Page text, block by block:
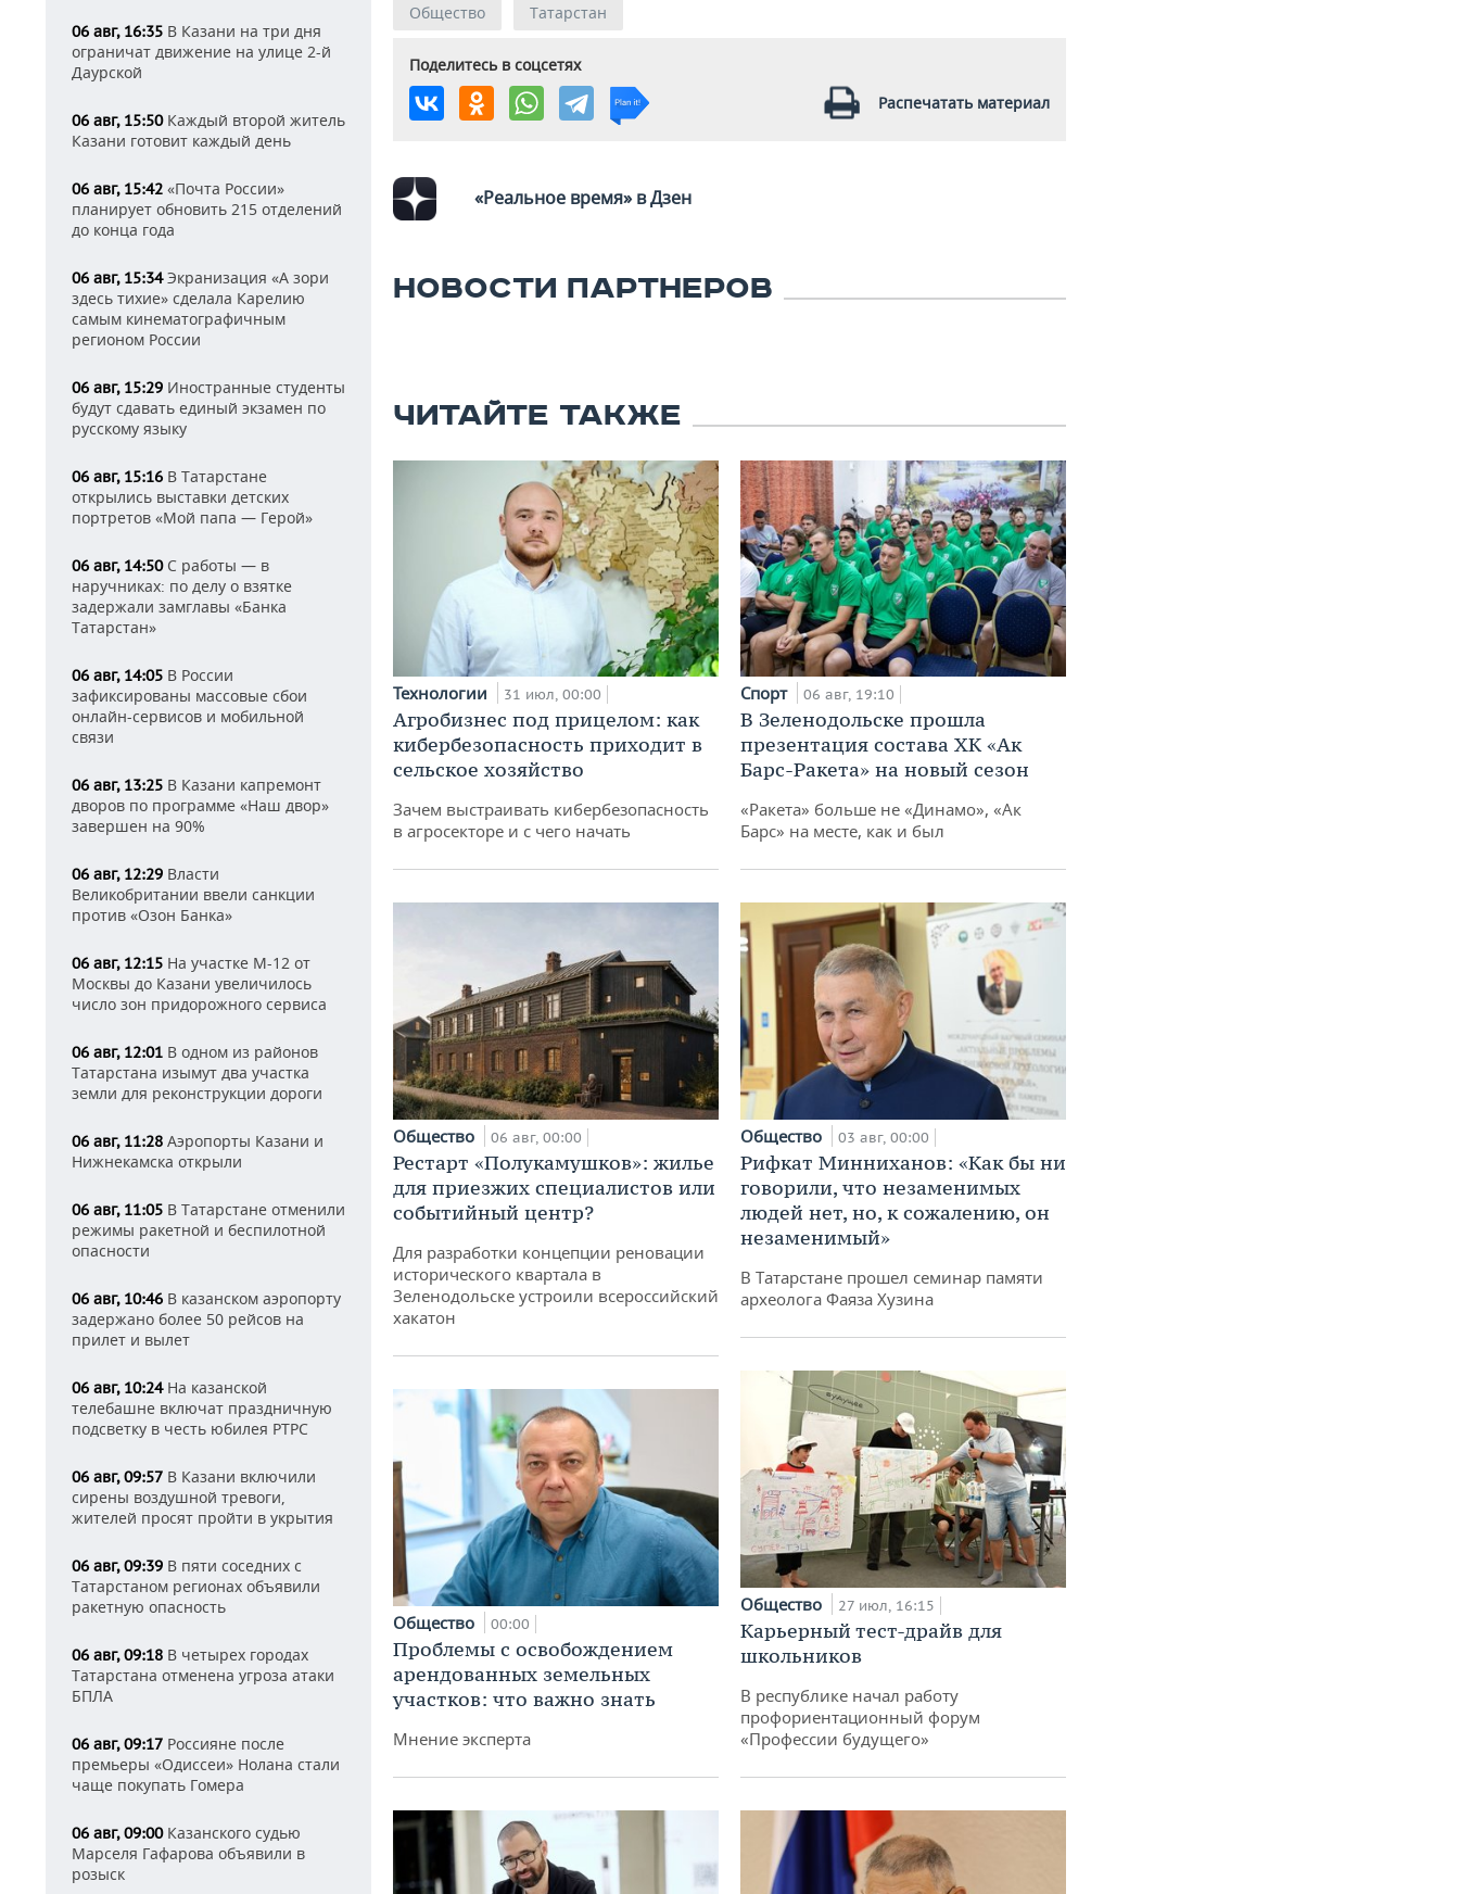
06 авг, 16:35 В Казани на три дня
ограничат движение на улице 2-й
Даурской
06 авг, 15:50Каждый второй житель
Казани готовит каждый день
06 авг, 15:42 «Почта России»
планирует обновить 215 отделений
до конца года
06 авг, 15:34Экранизация «А зори
здесь тихие» сделала Карелию
самым кинематографичным
регионом России
06 авг, 15:29 Иностранные студенты
будут сдавать единый экзамен по
русскому языку
06 авг, 15:16 В Татарстане
открылись выставки детских
портретов «Мой папа — Герой»
06 авг, 14:50С работы — в
наручниках: по делу о взятке
задержали замглавы «Банка
Татарстан»
06 авг, 14:05 В России
зафиксированы массовые сбои
онлайн-сервисов и мобильной
связи
06 авг, 13:25 В Казани капремонт
дворов по программе «Наш двор»
завершен на 90%
06 авг, 12:29 Власти
Великобритании ввели санкции
против «Озон Банка»
06 авг, 12:15 На участке М-12 от
Москвы до Казани увеличилось
число зон придорожного сервиса
06 авг, 12:01 В одном из районов
Татарстана изымут два участка
земли для реконструкции дороги
06 авг, 11:28 Аэропорты Казани и
Нижнекамска открыли
06 авг, 11:05 В Татарстане отменили
режимы ракетной и беспилотной
опасности
06 авг, 10:46 В казанском аэропорту
задержано более 50 рейсов на
прилет и вылет
06 авг, 10:24На казанской
телебашне включат праздничную
подсветку в честь юбилея РТРС
06 авг, 09:57 В Казани включили
сирены воздушной тревоги,
жителей просят пройти в укрытия
06 авг, 09:39 В пяти соседних с
Татарстаном регионах объявили
ракетную опасность
06 авг, 09:18 В четырех городах
Татарстана отменена угроза атаки
БПЛА
06 авг, 09:17 Россияне после
премьеры «Одиссеи» Нолана стали
чаще покупать Гомера
06 авг, 09:00Казанского судью
Марселя Гафарова объявили в
розыск
Общество Татарстан
Поделитесь в соцсетях
Распечатать материал
«Реальное время» в Дзен
НОВОСТИ ПАРТНЕРОВ
ЧИТАЙТЕ ТАКЖЕ
Технологии 31 июл, 00:00
Агробизнес под прицелом: как
кибербезопасность приходит в
сельское хозяйство
Зачем выстраивать кибербезопасность
в агросекторе и с чего начать
Общество 06 авг, 00:00
Рестарт «Полукамушков»: жилье
для приезжих специалистов или
событийный центр?
Для разработки концепции реновации
исторического квартала в
Зеленодольске устроили всероссийский
хакатон
Общество 00:00
Проблемы с освобождением
арендованных земельных
участков: что важно знать
Мнение эксперта
Спорт 06 авг, 19:10
В Зеленодольске прошла
презентация состава ХК «Ак
Барс-Ракета» на новый сезон
«Ракета» больше не «Динамо», «Ак
Барс» на месте, как и был
Общество 03 авг, 00:00
Рифкат Минниханов: «Как бы ни
говорили, что незаменимых
людей нет, но, к сожалению, он
незаменимый»
В Татарстане прошел семинар памяти
археолога Фаяза Хузина
Общество 27 июл, 16:15
Карьерный тест-драйв для
школьников
В республике начал работу
профориентационный форум
«Профессии будущего»